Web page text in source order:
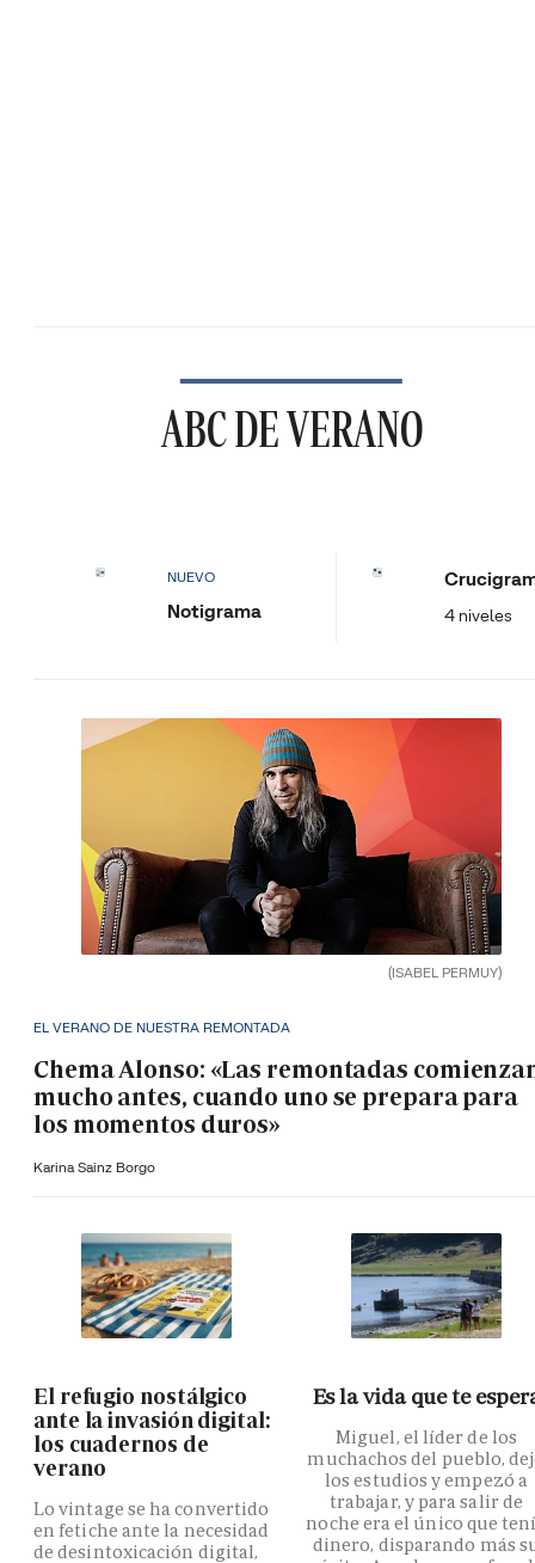
ABC DE VERANO
NUEVO
Notigrama 4 niveles
(ISABEL PERMUY)
EL VERANO DE NUESTRA REMONTADA
Chema Alonso: «Las remontadas
mucho antes, cuando uno se prepara para
los momentos duros»
Karina Sainz Borgo
El refugio nostálgico
ante la invasión digital:
los cuadernos de
verano
Lo vintage se ha convertido
en fetiche ante la necesidad
de desintoxicación digital,
Es la vida que te
Miguel, el líder de los
muchachos del pueblo,
los estudios y empezó a
trabajar, y para salir de
noche era el único que
dinero, disparando más